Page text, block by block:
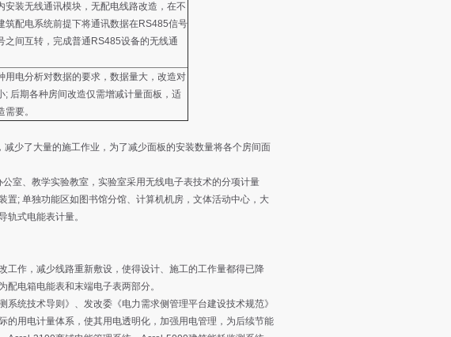
安装无线通讯模块，无配电线路改造，在不
筑配电系统前提下将通讯数据在RS485信号
之间互转，完成普通RS485设备的无线通
用电分析对数据的要求，数据量大，改造对
; 后期各种房间改造仅需增减计量面板，适
需要。
少了大量的施工作业，为了减少面板的安装数量将各个房间面
室、教学实验教室，实验室采用无线电子表技术的分项计量
; 单独功能区如图书馆分馆、计算机机房，文体活动中心，大
式电能表计量。
作，减少线路重新敷设，使得设计、施工的工作量都得已降
电箱电能表和末端电子表两部分。
统技术导则》、发改委《电力需求侧管理平台建设技术规范》
用电计量体系，使其用电透明化，加强用电管理，为后续节能